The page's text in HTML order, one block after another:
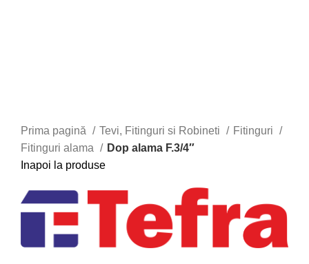
Prima pagină Tevi, Fitinguri si Robineti
Fitinguri
Fitinguri alama
Dop alama F.3/4″
Inapoi la produse